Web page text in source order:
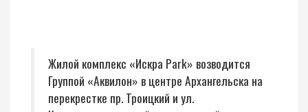
Жилой комплекс «Искра Park» возводится
Группой «Аквилон» в центре Архангельска на
перекрестке пр. Троицкий и ул.